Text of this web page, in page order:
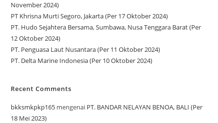
November 2024)
PT Khrisna Murti Segoro, Jakarta (Per 17 Oktober 2024)
PT. Hudo Sejahtera Bersama, Sumbawa, Nusa Tenggara Barat (Per
12 Oktober 2024)
PT. Penguasa Laut Nusantara (Per 11 Oktober 2024)
PT. Delta Marine Indonesia (Per 10 Oktober 2024)
Recent Comments
bkksmkpkp165 mengenai PT. BANDAR NELAYAN BENOA, BALI (Per
18 Mei 2023)